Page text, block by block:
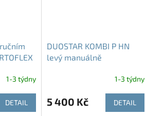
1-3 týdny
DETAIL
DUOSTAR KOMBI P HN
levý manuálně
1-3 týdny
5 400 Kč DETAIL